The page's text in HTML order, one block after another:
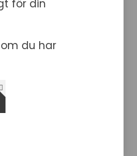
för din
du har